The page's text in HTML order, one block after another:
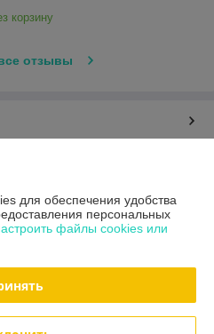
корзину
отзывы
для обеспечения удобства
персональных
файлы cookies или